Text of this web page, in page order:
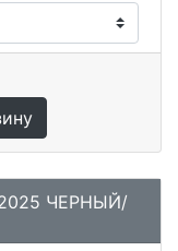
ЧЕРНЫЙ/